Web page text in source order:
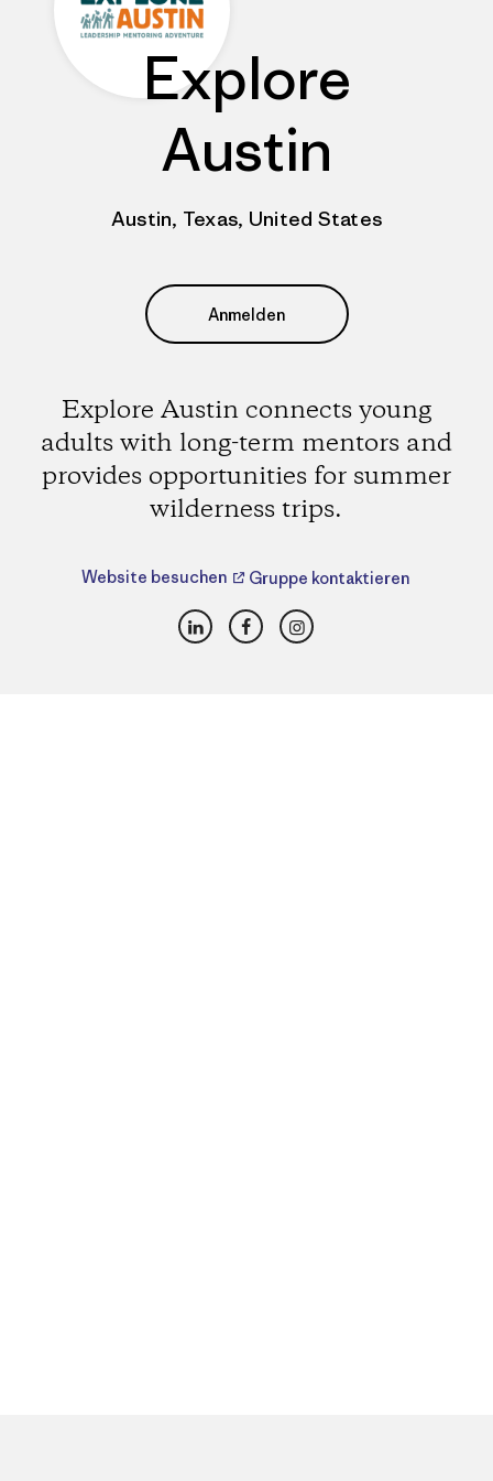
Explore
Austin
Austin, Texas, United States
Anmelden
Explore Austin connects young
adults with long-term mentors and
provides opportunities for summer
wilderness trips.
Website besuchen Gruppe kontaktieren
LinkedInFacebookInstagram